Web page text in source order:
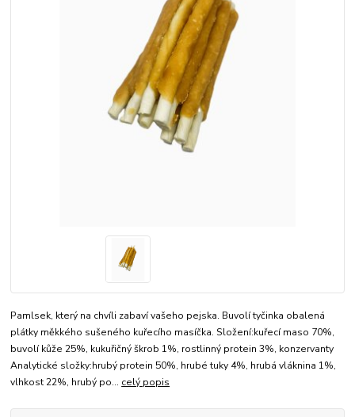
Pamlsek, který na chvíli zabaví vašeho pejska. Buvolí tyčinka obalená
plátky měkkého sušeného kuřecího masíčka. Složení:kuřecí maso 70%,
buvolí kůže 25%, kukuřičný škrob 1%, rostlinný protein 3%, konzervanty
Analytické složky:hrubý protein 50%, hrubé tuky 4%, hrubá vláknina 1%,
vlhkost 22%, hrubý po... celý popis